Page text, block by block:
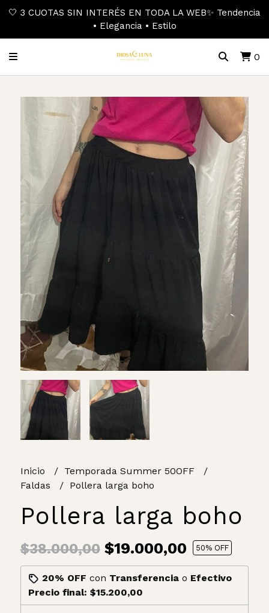
🤍 3 CUOTAS SIN INTERÉS EN TODA LA WEB✨ Tendencia
• Elegancia • Estilo
0
Inicio
Temporada Summer 50OFF
Faldas
Pollera larga boho
Pollera larga boho
$38.000,00$19.000,00 50% OFF
20% OFF con Transferenciao Efectivo
Precio final: $15.200,00